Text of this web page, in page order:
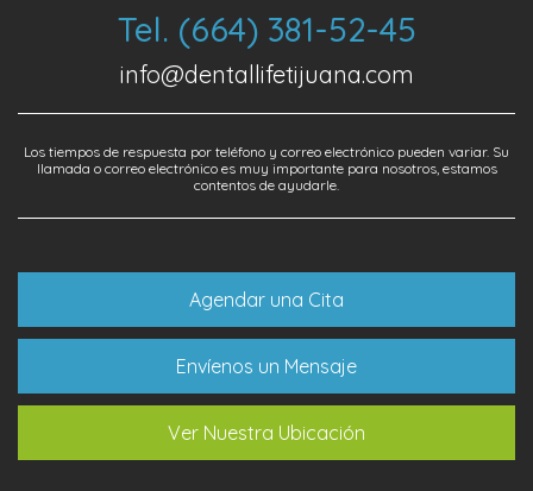
Tel. (664) 381-52-45
info@dentallifetijuana.com
Los tiempos de respuesta por teléfono y correo electrónico pueden variar. Su
llamada o correo electrónico es muy importante para nosotros, estamos
contentos de ayudarle.
Agendar una Cita
Envíenos un Mensaje
Ver Nuestra Ubicación